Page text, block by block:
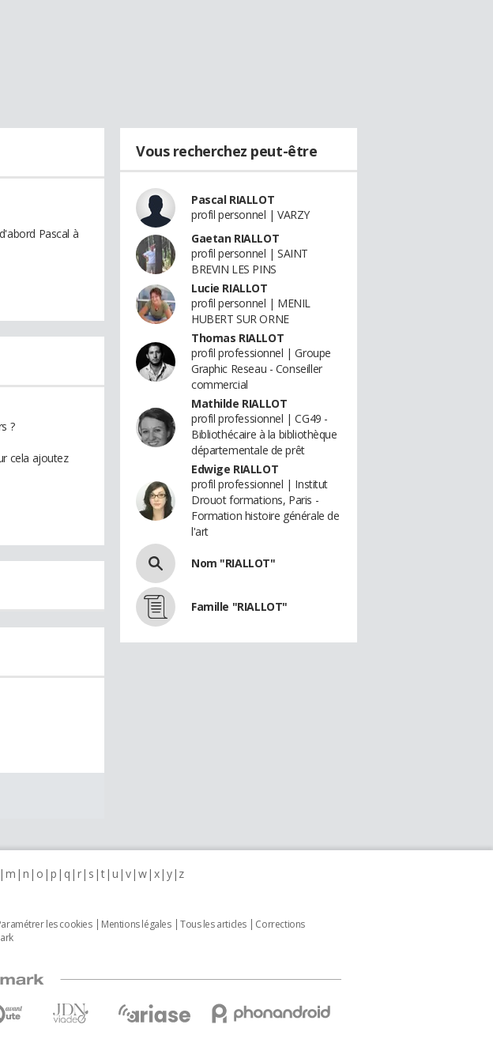
Pascal à
?
cela ajoutez
Vous recherchez peut-être
Pascal RIALLOT
profil personnel | VARZY
Gaetan RIALLOT
profil personnel | SAINT
BREVIN LES PINS
Lucie RIALLOT
profil personnel | MENIL
HUBERT SUR ORNE
Thomas RIALLOT
profil professionnel | Groupe
Graphic Reseau - Conseiller
commercial
Mathilde RIALLOT
profil professionnel | CG49 -
Bibliothécaire à la bibliothèque
départementale de prêt
Edwige RIALLOT
profil professionnel | Institut
Drouot formations, Paris -
Formation histoire générale de
l'art
Nom "RIALLOT"
Famille "RIALLOT"
m n o p q r s t u v w x y z
les cookies Mentions légales Tous les articles
Corrections